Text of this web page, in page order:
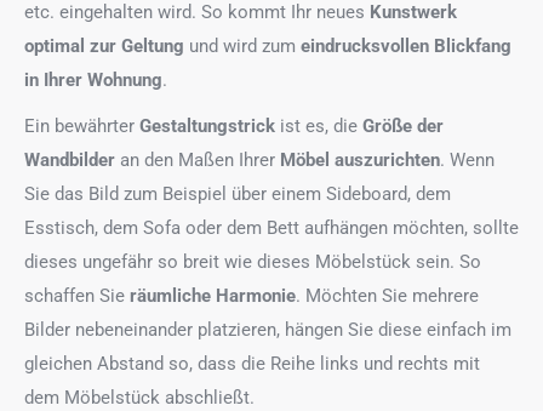
etc. eingehalten wird. So kommt Ihr neues Kunstwerk
optimal zur Geltung und wird zum eindrucksvollen Blickfang
in Ihrer Wohnung.
Ein bewährter Gestaltungstrick ist es, die Größe der
Wandbilder an den Maßen Ihrer Möbel auszurichten. Wenn
Sie das Bild zum Beispiel über einem Sideboard, dem
Esstisch, dem Sofa oder dem Bett aufhängen möchten, sollte
dieses ungefähr so breit wie dieses Möbelstück sein. So
schaffen Sie räumliche Harmonie. Möchten Sie mehrere
Bilder nebeneinander platzieren, hängen Sie diese einfach im
gleichen Abstand so, dass die Reihe links und rechts mit
dem Möbelstück abschließt.